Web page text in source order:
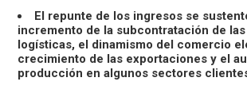
El repunte de los ingresos se
incremento de la subcontratación de
logísticas, el dinamismo del comercio
crecimiento de las exportaciones y el
producción en algunos sectores